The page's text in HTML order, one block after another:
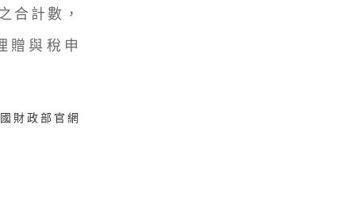
合計數，
贈與稅申
財政部官網